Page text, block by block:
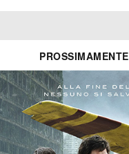
PROSSIMAMENTE